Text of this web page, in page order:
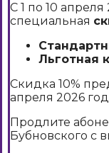
С 1 по 10
специальная
Льготная
Скидка 10%
апреля 2026
Продлите
Бубновского с